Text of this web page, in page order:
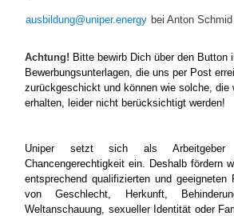
ausbildung@uniper.energy bei Anton Schmid
Achtung! Bitte bewirb Dich über den Button
Bewerbungsunterlagen, die uns per Post
zurückgeschickt und können wie solche, die
erhalten, leider nicht berücksichtigt werden!
Uniper setzt sich als
Chancengerechtigkeit ein. Deshalb fördern
entsprechend qualifizierten und geeigneten
von Geschlecht, Herkunft,
Weltanschauung, sexueller Identität oder